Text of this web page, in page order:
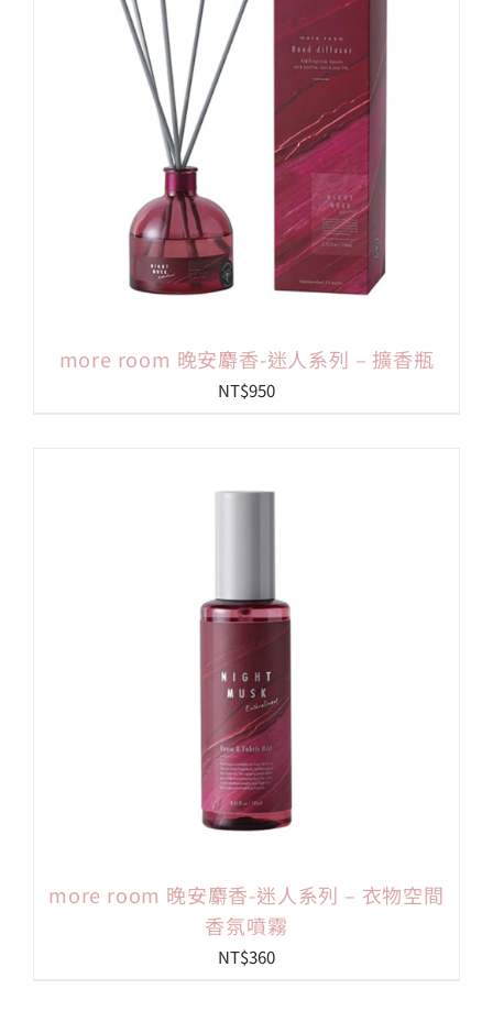
more room 晚安麝香-迷人系列 – 擴香瓶
NT$950
more room 晚安麝香-迷人系列 – 衣物空間
香氛噴霧
NT$360